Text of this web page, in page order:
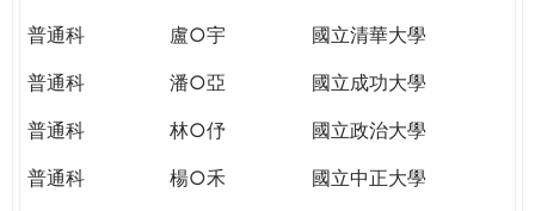
格。r
e
普通科
盧○宇
國立清華大學
普通科
潘○亞
國立成功大學
普通科
林○伃
國立政治大學
普通科
楊○禾
國立中正大學